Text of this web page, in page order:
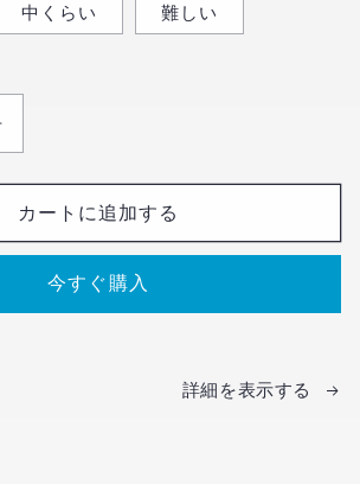
中くらい 難しい
リード Cut37の数量を減らす
ーボエ用LnKリード Cut37の数量
カートに追加する
今すぐ購入
詳細を表示する